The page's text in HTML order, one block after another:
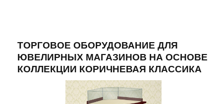
ТОРГОВОЕ ОБОРУДОВАНИЕ ДЛЯ
ЮВЕЛИРНЫХ МАГАЗИНОВ НА ОСНОВЕ
КОЛЛЕКЦИИ КОРИЧНЕВАЯ КЛАССИКА